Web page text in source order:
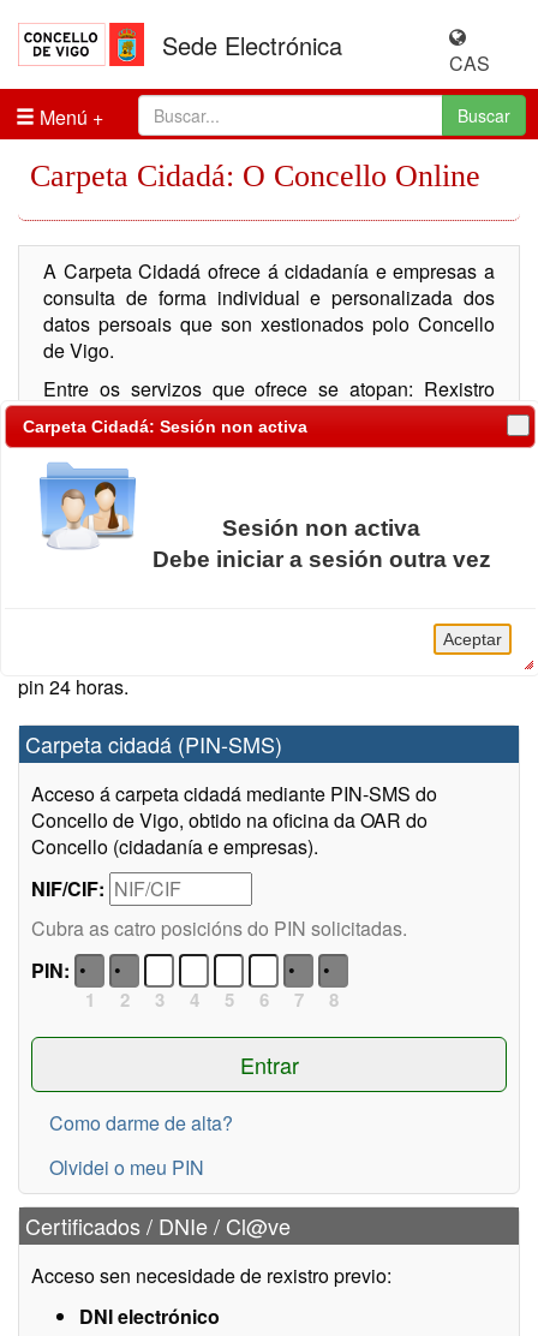
Sede Electrónica
CAS
Menú
Buscar
Carpeta Cidadá: O Concello Online
A Carpeta Cidadá ofrece á cidadanía e empresas a
consulta de forma individual e personalizada dos
datos persoais que son xestionados polo Concello
de Vigo.
Entre os servizos que ofrece se atopan: Rexistro
Telemático, consulta de expedientes, consulta de
notificacións, información tributaria, multas de tráfico,
padrón de habitantes, ...
Sistemas de acceso
seguintes formas: Sistema Chave PIN-SMS do Concello
de Vigo, DNIe, Certificado electrónico, clave permanente e
pin 24 horas.
Carpeta cidadá (PIN-SMS)
Acceso á carpeta cidadá mediante PIN-SMS do
Concello de Vigo, obtido na oficina da OAR do
Concello (cidadanía e empresas).
NIF/CIF:
Cubra as catro posicións do PIN solicitadas.
PIN:
1 2 3 4 5 6 7 8
Como darme de alta?
Olvidei o meu PIN
Certificados / DNIe / Cl@ve
Acceso sen necesidade de rexistro previo:
DNI electrónico
Carpeta Cidadá: Sesión non activa
Sesión non activa
Debe iniciar a sesión outra vez
Aceptar